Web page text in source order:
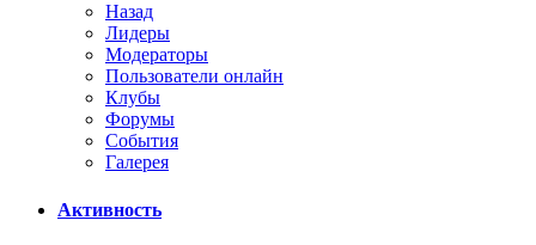
Назад
Лидеры
Модераторы
Пользователи онлайн
Клубы
Форумы
События
Галерея
Активность